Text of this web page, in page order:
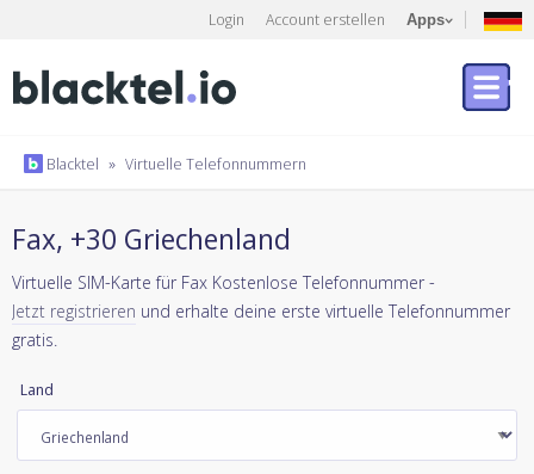
Login Account erstellen Apps
Blacktel » Virtuelle Telefonnummern
Fax, +30 Griechenland
Virtuelle SIM-Karte für Fax Kostenlose Telefonnummer -
Jetzt registrieren und erhalte deine erste virtuelle Telefonnummer
gratis.
Land